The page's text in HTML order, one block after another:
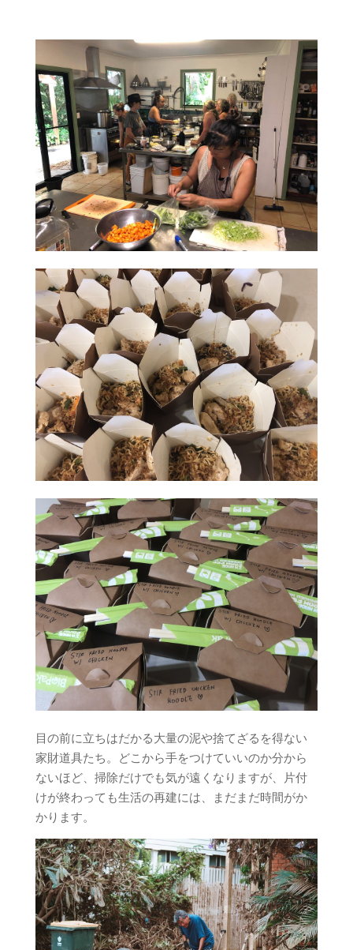
目の前に立ちはだかる大量の泥や捨てざるを得ない
家財道具たち。どこから手をつけていいのか分から
ないほど、掃除だけでも気が遠くなりますが、片付
けが終わっても生活の再建には、まだまだ時間がか
かります。